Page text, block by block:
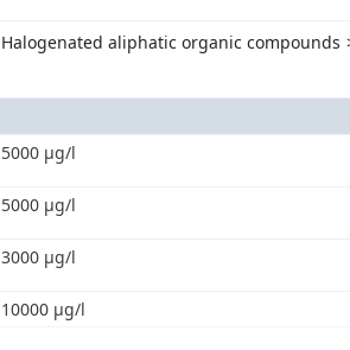
Halogenated aliphatic organic compounds
5000 µg/l
5000 µg/l
3000 µg/l
10000 µg/l